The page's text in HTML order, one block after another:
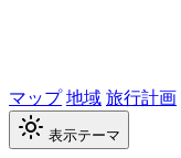
マップ地域旅行計画
表示テーマ